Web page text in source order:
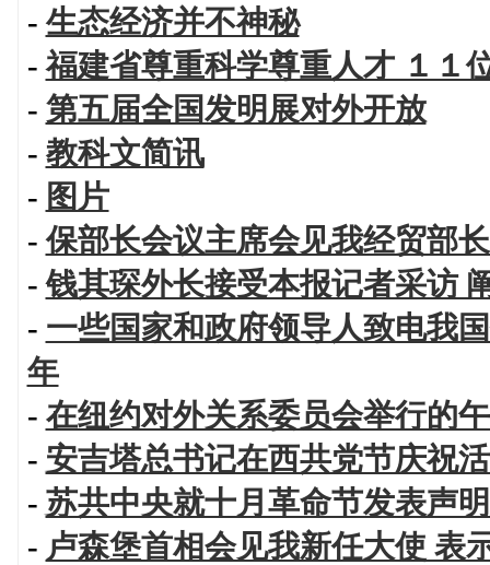
-生态经济并不神秘
-福建省尊重科学尊重人才 １１
- 第五届全国发明展对外开放
- 教科文简讯
- 图片
-保部长会议主席会见我经贸部
-钱其琛外长接受本报记者采访
- 一些国家和政府领导人致电我
年
- 在纽约对外关系委员会举行的
- 安吉塔总书记在西共党节庆祝
- 苏共中央就十月革命节发表声
- 卢森堡首相会见我新任大使 表